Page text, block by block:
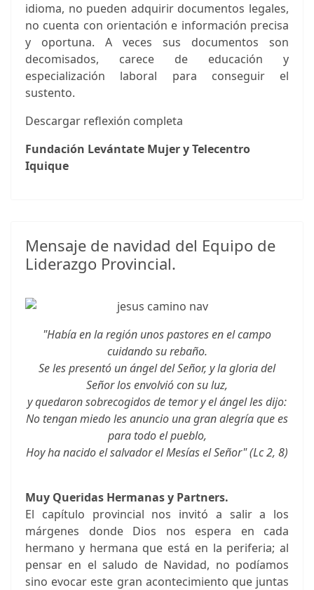
idioma, no pueden adquirir documentos legales,
no cuenta con orientación e información precisa
y oportuna. A veces sus documentos son
decomisados, carece de educación y
especialización laboral para conseguir el
sustento.
Descargar reflexión completa
Fundación Levántate Mujer y Telecentro
Iquique
Mensaje de navidad del Equipo de
Liderazgo Provincial.
"Había en la región unos pastores en el campo
cuidando su rebaño.
Se les presentó un ángel del Señor, y la gloria del
Señor los envolvió con su luz,
y quedaron sobrecogidos de temor y el ángel les dijo:
No tengan miedo les anuncio una gran alegría que es
para todo el pueblo,
Hoy ha nacido el salvador el Mesías el Señor" (Lc 2, 8)
Muy Queridas Hermanas y Partners.
El capítulo provincial nos invitó a salir a los
márgenes donde Dios nos espera en cada
hermano y hermana que está en la periferia; al
pensar en el saludo de Navidad, no podíamos
sino evocar este gran acontecimiento que juntas